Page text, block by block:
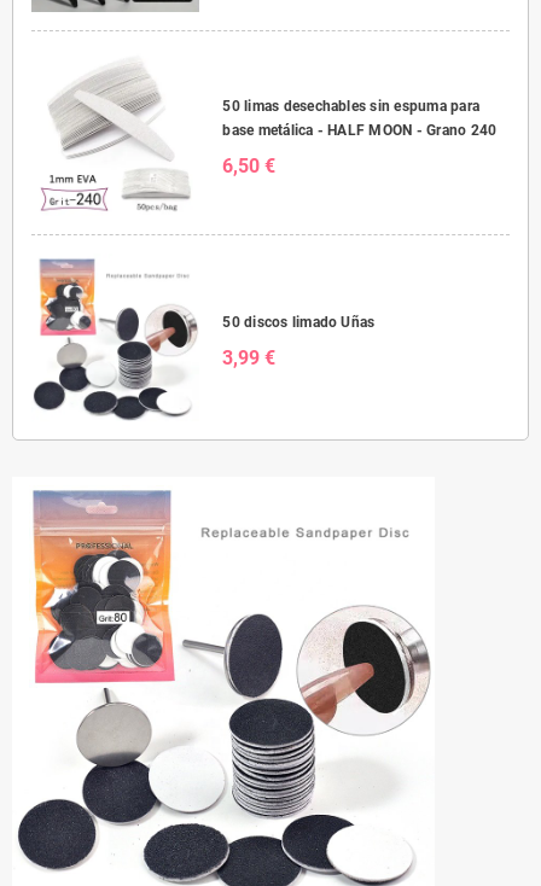
50 limas desechables sin espuma para
base metálica - HALF MOON - Grano 240
6,50 €
50 discos limado Uñas
3,99 €